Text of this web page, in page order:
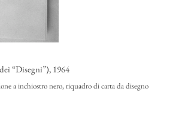
“Disegni”), 1964
a inchiostro nero, riquadro di carta da disegno